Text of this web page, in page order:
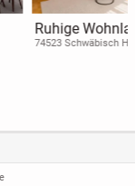
Ruhige Wohnlage
trifft Stadtnähe -
74523 Schwäbisch Hall